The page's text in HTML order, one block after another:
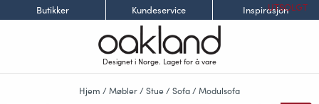
Butikker Kundeservice Inspirasjon
Designet i Norge. Laget for å vare
Hjem /Møbler /Stue /Sofa /Modulsofa
UTSOLGT